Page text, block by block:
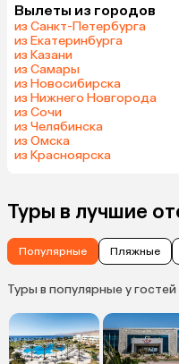
Вылеты из городов
из Санкт-Петербурга
из Екатеринбурга
из Казани
из Самары
из Новосибирска
из Нижнего Новгорода
из Сочи
из Челябинска
из Омска
из Красноярска
Туры в лучшие
Популярные Пляжные
Туры в популярные у